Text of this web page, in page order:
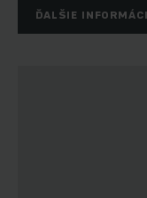
ĎALŠIE